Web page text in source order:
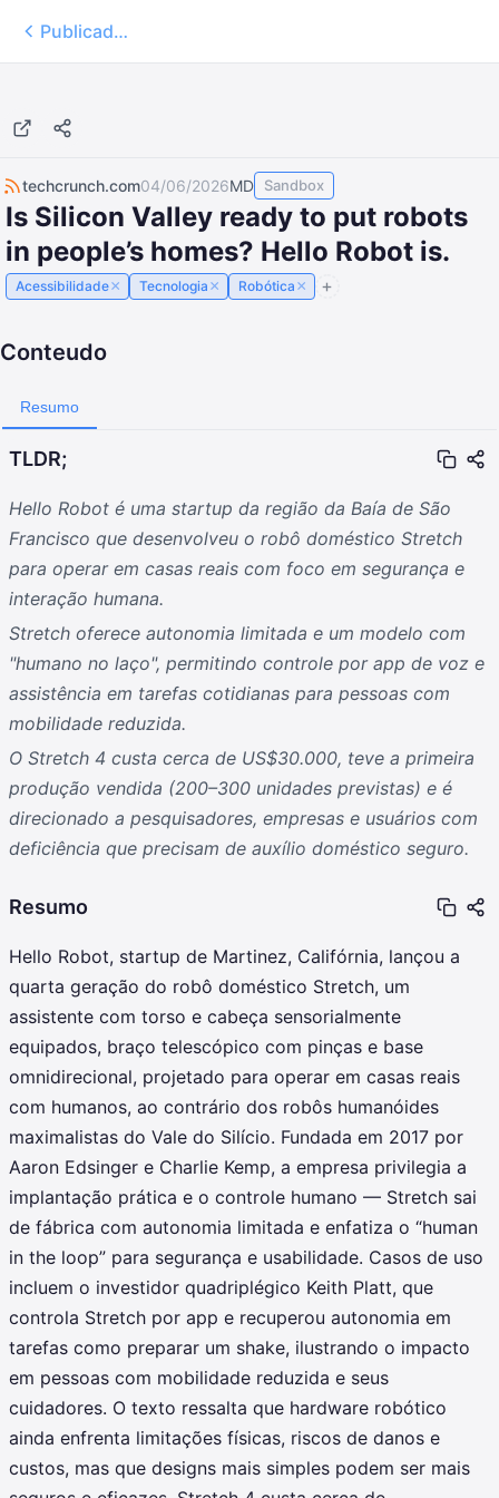
Publicados
techcrunch.com04/06/2026MD Sandbox
Is Silicon Valley ready to put robots
in people’s homes? Hello Robot is.
Acessibilidade× Tecnologia × Robótica ×
Conteudo
Resumo
TLDR;
Hello Robot é uma startup da região da Baía de São
Francisco que desenvolveu o robô doméstico Stretch
para operar em casas reais com foco em segurança e
interação humana.
Stretch oferece autonomia limitada e um modelo com
"humano no laço", permitindo controle por app de voz e
assistência em tarefas cotidianas para pessoas com
mobilidade reduzida.
O Stretch 4 custa cerca de US$30.000, teve a primeira
produção vendida (200–300 unidades previstas) e é
direcionado a pesquisadores, empresas e usuários com
deficiência que precisam de auxílio doméstico seguro.
Resumo
Hello Robot, startup de Martinez, Califórnia, lançou a
quarta geração do robô doméstico Stretch, um
assistente com torso e cabeça sensorialmente
equipados, braço telescópico com pinças e base
omnidirecional, projetado para operar em casas reais
com humanos, ao contrário dos robôs humanóides
maximalistas do Vale do Silício. Fundada em 2017 por
Aaron Edsinger e Charlie Kemp, a empresa privilegia a
implantação prática e o controle humano — Stretch sai
de fábrica com autonomia limitada e enfatiza o “human
in the loop” para segurança e usabilidade. Casos de uso
incluem o investidor quadriplégico Keith Platt, que
controla Stretch por app e recuperou autonomia em
tarefas como preparar um shake, ilustrando o impacto
em pessoas com mobilidade reduzida e seus
cuidadores. O texto ressalta que hardware robótico
ainda enfrenta limitações físicas, riscos de danos e
custos, mas que designs mais simples podem ser mais